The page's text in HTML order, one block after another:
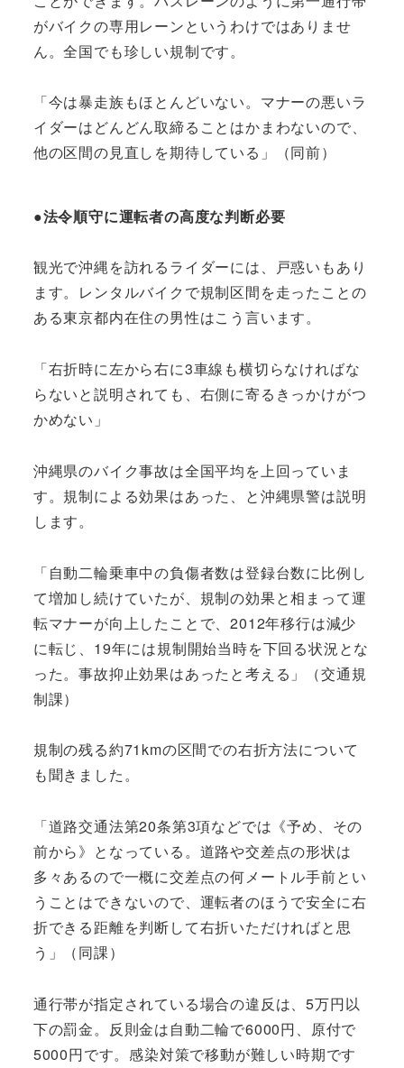
がバイクの専用レーンというわけではありませ
ん。全国でも珍しい規制です。
「今は暴走族もほとんどいない。マナーの悪いラ
イダーはどんどん取締ることはかまわないので、
他の区間の見直しを期待している」（同前）
●法令順守に運転者の高度な判断必要
観光で沖縄を訪れるライダーには、戸惑いもあり
ます。レンタルバイクで規制区間を走ったことの
ある東京都内在住の男性はこう言います。
「右折時に左から右に3車線も横切らなければな
らないと説明されても、右側に寄るきっかけがつ
かめない」
沖縄県のバイク事故は全国平均を上回っていま
す。規制による効果はあった、と沖縄県警は説明
します。
「自動二輪乗車中の負傷者数は登録台数に比例し
て増加し続けていたが、規制の効果と相まって運
転マナーが向上したことで、2012年移行は減少
に転じ、19年には規制開始当時を下回る状況とな
った。事故抑止効果はあったと考える」（交通規
制課）
規制の残る約71kmの区間での右折方法について
も聞きました。
「道路交通法第20条第3項などでは《予め、その
前から》となっている。道路や交差点の形状は
多々あるので一概に交差点の何メートル手前とい
うことはできないので、運転者のほうで安全に右
折できる距離を判断して右折いただければと思
う」（同課）
通行帯が指定されている場合の違反は、5万円以
下の罰金。反則金は自動二輪で6000円、原付で
5000円です。感染対策で移動が難しい時期です